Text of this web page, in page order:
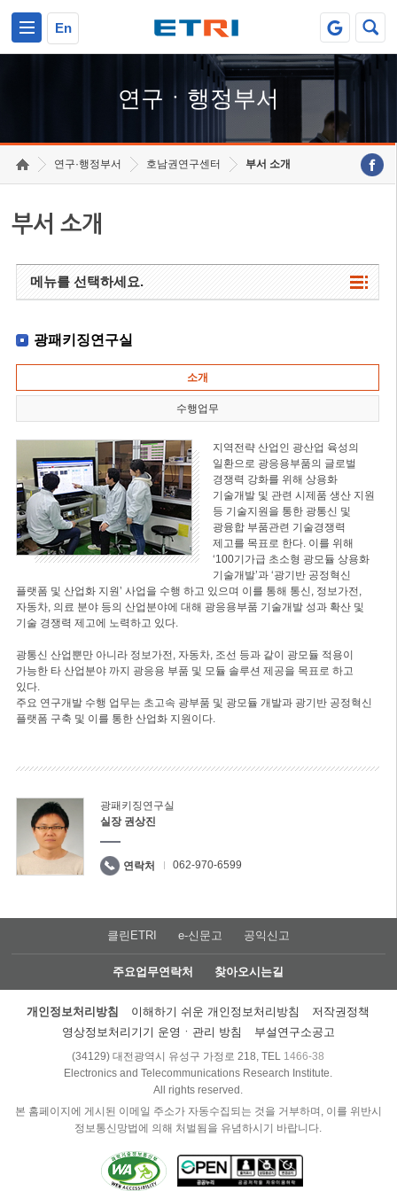
En
연구ㆍ행정부서
연구·행정부서 호남권연구센터 부서 소개
부서 소개
메뉴를 선택하세요.
광패키징연구실
소개
수행업무
지역전략 산업인 광산업 육성의
일환으로 광응용부품의 글로벌
경쟁력 강화를 위해 상용화
기술개발 및 관련 시제품 생산 지원
등 기술지원을 통한 광통신 및
광융합 부품관련 기술경쟁력
제고를 목표로 한다. 이를 위해
‘100기가급 초소형 광모듈 상용화
기술개발’과 ‘광기반 공정혁신
플랫폼 및 산업화 지원’ 사업을 수행 하고 있으며 이를 통해 통신, 정보가전,
자동차, 의료 분야 등의 산업분야에 대해 광응용부품 기술개발 성과 확산 및
기술 경쟁력 제고에 노력하고 있다.
광통신 산업뿐만 아니라 정보가전, 자동차, 조선 등과 같이 광모듈 적용이
가능한 타 산업분야 까지 광응용 부품 및 모듈 솔루션 제공을 목표로 하고
있다.
주요 연구개발 수행 업무는 초고속 광부품 및 광모듈 개발과 광기반 공정혁신
플랫폼 구축 및 이를 통한 산업화 지원이다.
광패키징연구실
실장 권상진
연락처 062-970-6599
클린ETRI e-신문고 공익신고
주요업무연락처 찾아오시는길
개인정보처리방침 이해하기 쉬운 개인정보처리방침
저작권정책
영상정보처리기기 운영ㆍ관리 방침
부설연구소공고
(34129) 대전광역시 유성구 가정로 218, TEL 1466-38
Electronics and Telecommunications Research Institute.
All rights reserved.
본 홈페이지에 게시된 이메일 주소가 자동수집되는 것을 거부하며, 이를 위반시
정보통신망법에 의해 처벌됨을 유념하시기 바랍니다.